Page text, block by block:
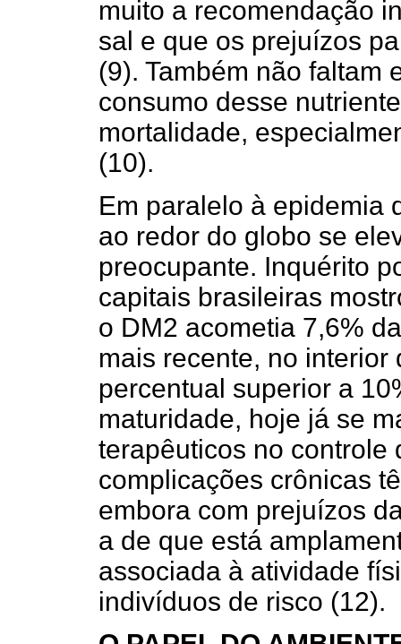
muito a recomendação
sal e que os prejuízos
(9). Também não faltam
consumo desse
mortalidade,
(10).
Em paralelo à epidemia
ao redor do globo se
preocupante. Inquérito
capitais brasileiras
o DM2 acometia 7,6%
mais recente, no
percentual superior a
maturidade, hoje já se
terapêuticos no controle
complicações crônicas
embora com prejuízos
a de que está
associada à atividade
indivíduos de risco (12).